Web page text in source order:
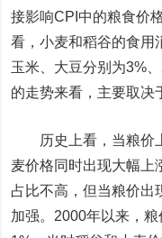
接影响CPI中的粮食价
看，小麦和稻谷的食用
玉米、大豆分别为3%
的走势来看，主要取决
历史上看，当粮价上
麦价格同时出现大幅上
占比不高，但当粮价出
加强。2000年以来，